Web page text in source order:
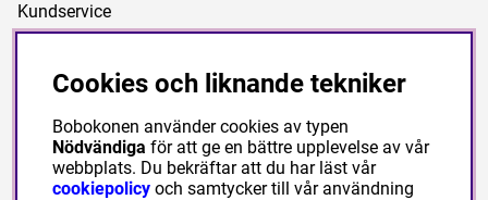
Kundservice
Länkar
Kampanjartiklar
Cookies och liknande tekniker
Bobokonen använder cookies av typen
Nödvändiga för att ge en bättre upplevelse av vår
webbplats. Du bekräftar att du har läst vår
cookiepolicy och samtycker till vår användning